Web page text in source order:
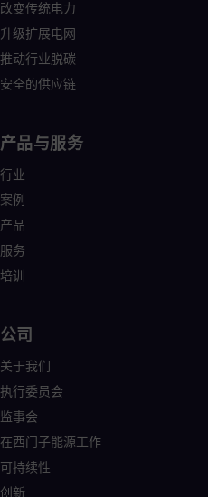
改变传统电力
升级扩展电网
推动行业脱碳
安全的供应链
产品与服务
行业
案例
产品
服务
培训
公司
关于我们
执行委员会
监事会
在西门子能源工作
可持续性
创新